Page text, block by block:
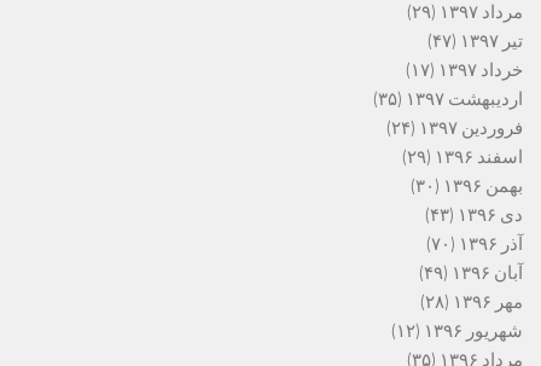
مرداد ۱۳۹۷
(۲۹)
تیر ۱۳۹۷
(۴۷)
خرداد ۱۳۹۷
(۱۷)
اردیبهشت ۱۳۹۷
(۳۵)
فروردین ۱۳۹۷
(۲۴)
اسفند ۱۳۹۶
(۲۹)
بهمن ۱۳۹۶
(۳۰)
دی ۱۳۹۶
(۴۳)
آذر ۱۳۹۶
(۷۰)
آبان ۱۳۹۶
(۴۹)
مهر ۱۳۹۶
(۲۸)
شهریور ۱۳۹۶
(۱۲)
مرداد ۱۳۹۶
(۳۵)